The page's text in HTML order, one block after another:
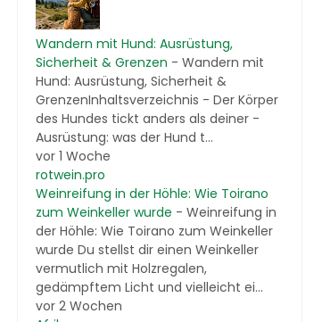
Wandern mit Hund: Ausrüstung,
Sicherheit & Grenzen - Wandern mit
Hund: Ausrüstung, Sicherheit &
GrenzenInhaltsverzeichnis - Der Körper
des Hundes tickt anders als deiner -
Ausrüstung: was der Hund t...
vor 1 Woche
rotwein.pro
Weinreifung in der Höhle: Wie Toirano
zum Weinkeller wurde - Weinreifung in
der Höhle: Wie Toirano zum Weinkeller
wurde Du stellst dir einen Weinkeller
vermutlich mit Holzregalen,
gedämpftem Licht und vielleicht ei...
vor 2 Wochen